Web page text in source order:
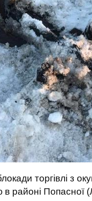
торгівлі з
в районі Попасної